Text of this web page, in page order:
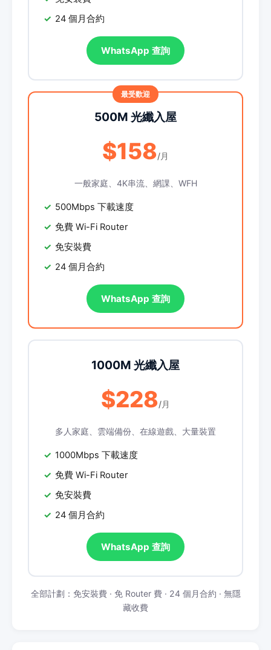
24 個月合約
WhatsApp 查詢
500M 光纖入屋
$158/月
一般家庭、4K串流、網課、WFH
500Mbps 下載速度
免費 Wi-Fi Router
免安裝費
24 個月合約
WhatsApp 查詢
1000M 光纖入屋
$228/月
多人家庭、雲端備份、在線遊戲、大量裝置
1000Mbps 下載速度
免費 Wi-Fi Router
免安裝費
24 個月合約
WhatsApp 查詢
全部計劃：免安裝費 · 免 Router 費 · 24 個月合約 · 無隱
藏收費